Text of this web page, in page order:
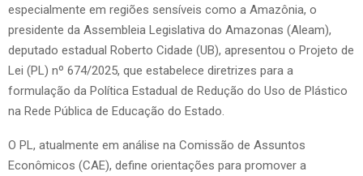
especialmente em regiões sensíveis como a Amazônia, o
presidente da Assembleia Legislativa do Amazonas (Aleam),
deputado estadual Roberto Cidade (UB), apresentou o Projeto de
Lei (PL) nº 674/2025, que estabelece diretrizes para a
formulação da Política Estadual de Redução do Uso de Plástico
na Rede Pública de Educação do Estado.
O PL, atualmente em análise na Comissão de Assuntos
Econômicos (CAE), define orientações para promover a